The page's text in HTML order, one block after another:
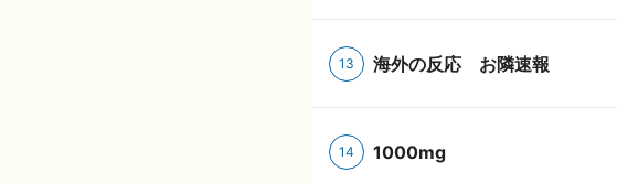
13 海外の反応 お隣速報
14 1000mg